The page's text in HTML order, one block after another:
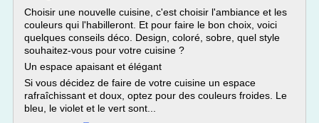
Choisir une nouvelle cuisine, c'est choisir l'ambiance et les
couleurs qui l'habilleront. Et pour faire le bon choix, voici
quelques conseils déco. Design, coloré, sobre, quel style
souhaitez-vous pour votre cuisine ?
Un espace apaisant et élégant
Si vous décidez de faire de votre cuisine un espace
rafraîchissant et doux, optez pour des couleurs froides. Le
bleu, le violet et le vert sont...